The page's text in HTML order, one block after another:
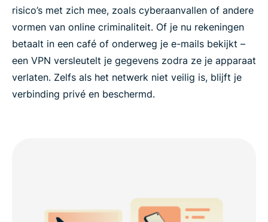
risico’s met zich mee, zoals cyberaanvallen of andere
vormen van online criminaliteit. Of je nu rekeningen
betaalt in een café of onderweg je e-mails bekijkt –
een VPN versleutelt je gegevens zodra ze je apparaat
verlaten. Zelfs als het netwerk niet veilig is, blijft je
verbinding privé en beschermd.